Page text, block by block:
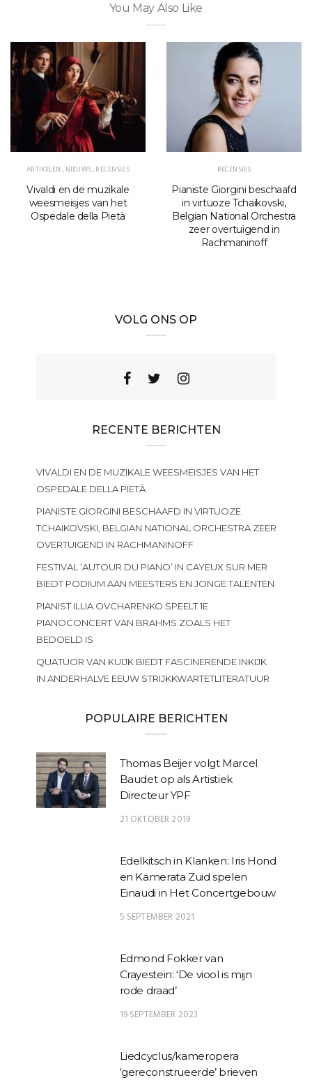
You May Also Like
ARTIKELEN ,NIEUWS,RECENSIES
Vivaldi en de muzikale
weesmeisjes van het
Ospedale della Pietà
RECENSIES
Pianiste Giorgini beschaafd
in virtuoze Tchaikovski,
Belgian National Orchestra
zeer overtuigend in
Rachmaninoff
VOLG ONS OP
RECENTE BERICHTEN
VIVALDI EN DE MUZIKALE WEESMEISJES VAN HET
OSPEDALE DELLA PIETÀ
PIANISTE GIORGINI BESCHAAFD IN VIRTUOZE
TCHAIKOVSKI, BELGIAN NATIONAL ORCHESTRA ZEER
OVERTUIGEND IN RACHMANINOFF
FESTIVAL ‘AUTOUR DU PIANO’ IN CAYEUX SUR MER
BIEDT PODIUM AAN MEESTERS EN JONGE TALENTEN
PIANIST ILLIA OVCHARENKO SPEELT 1E
PIANOCONCERT VAN BRAHMS ZOALS HET
BEDOELD IS
QUATUOR VAN KUIJK BIEDT FASCINERENDE INKIJK
IN ANDERHALVE EEUW STRIJKKWARTETLITERATUUR
POPULAIRE BERICHTEN
Thomas Beijer volgt Marcel
Baudet op als Artistiek
Directeur YPF
21 OKTOBER 2019
Edelkitsch in Klanken: Iris Hond
en Kamerata Zuid spelen
Einaudi in Het Concertgebouw
5 SEPTEMBER 2021
Edmond Fokker van
Crayestein: ‘De viool is mijn
rode draad’
19 SEPTEMBER 2023
Liedcyclus/kameropera
‘gereconstrueerde’ brieven